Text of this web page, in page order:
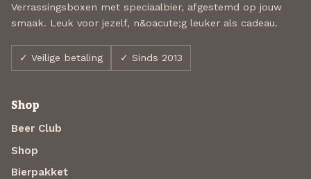
Verrassingsboxen met speciaalbier, afgestemd op jouw
smaak. Leuk voor jezelf, n&oacute;g leuker als cadeau.
✓ Veilige betaling ✓ Sinds 2013
Shop
Beer Club
Shop
Bierpakket